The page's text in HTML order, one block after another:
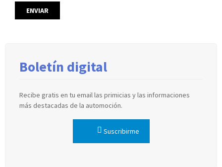
Boletín digital
Recibe gratis en tu email las primicias y las informaciones
más destacadas de la automoción.
Suscribirme